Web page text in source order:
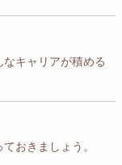
キャリアが積める
おきましょう。